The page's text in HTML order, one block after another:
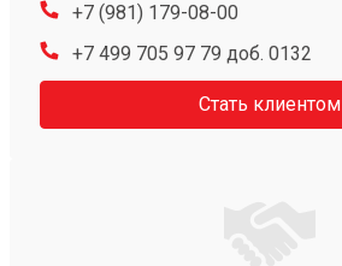
+7 (981) 179-08-00
+7 499 705 97 79 доб. 0132
Стать клиентом